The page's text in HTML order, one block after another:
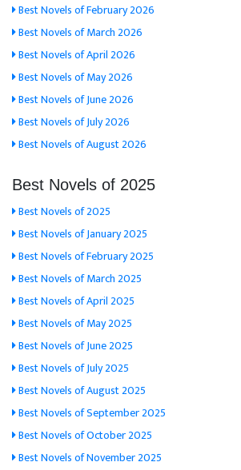
Best Novels of February 2026
Best Novels of March 2026
Best Novels of April 2026
Best Novels of May 2026
Best Novels of June 2026
Best Novels of July 2026
Best Novels of August 2026
Best Novels of 2025
Best Novels of 2025
Best Novels of January 2025
Best Novels of February 2025
Best Novels of March 2025
Best Novels of April 2025
Best Novels of May 2025
Best Novels of June 2025
Best Novels of July 2025
Best Novels of August 2025
Best Novels of September 2025
Best Novels of October 2025
Best Novels of November 2025